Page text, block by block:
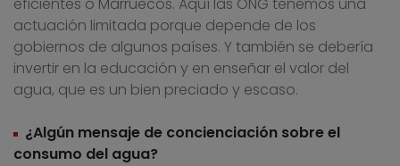
eficientes o Marruecos. Aquí las ONG tenemos una
actuación limitada porque depende de los
gobiernos de algunos países. Y también se debería
invertir en la educación y en enseñar el valor del
agua, que es un bien preciado y escaso.
¿Algún mensaje de concienciación sobre el
consumo del agua?